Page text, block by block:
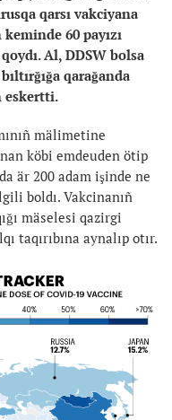
qarsı vakciyana
60 payızı
Al, DDSW bolsa
qarağanda
eskertti.
mälimetine
köbi emdeuden ötip
är 200 adam işinde ne
boldı. Vakcinanıñ
mäselesi qazirgi
taqırıbına aynalıp otır.